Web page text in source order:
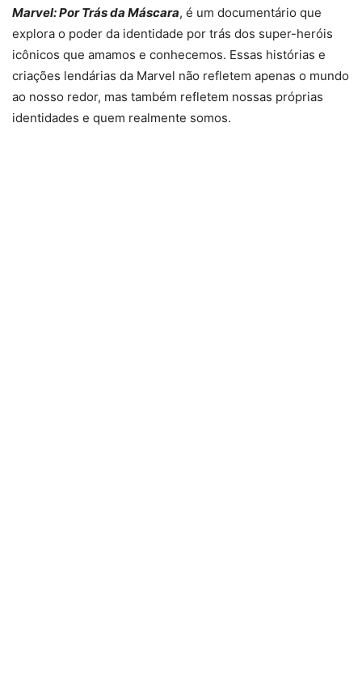
Marvel: Por Trás da Máscara, é um documentário que
explora o poder da identidade por trás dos super-heróis
icônicos que amamos e conhecemos. Essas histórias e
criações lendárias da Marvel não refletem apenas o mundo
ao nosso redor, mas também refletem nossas próprias
identidades e quem realmente somos.